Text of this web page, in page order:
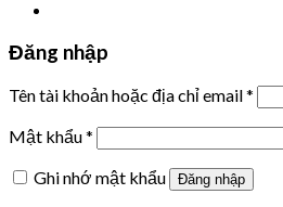
Đăng nhập
Tên tài khoản hoặc địa chỉ email*
Mật khẩu*
Ghi nhớ mật khẩu
Đăng nhập